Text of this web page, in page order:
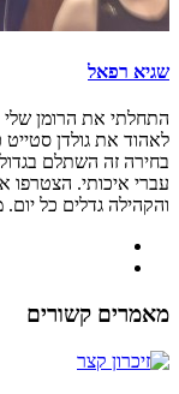
שגיא רפאל
עברי איכותי. הצטרפו
והקהילה גדלים כל יום.
מאמרים קשורים